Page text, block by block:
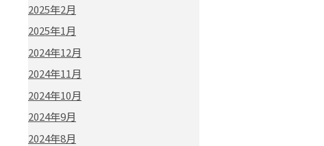
2025年2月
2025年1月
2024年12月
2024年11月
2024年10月
2024年9月
2024年8月